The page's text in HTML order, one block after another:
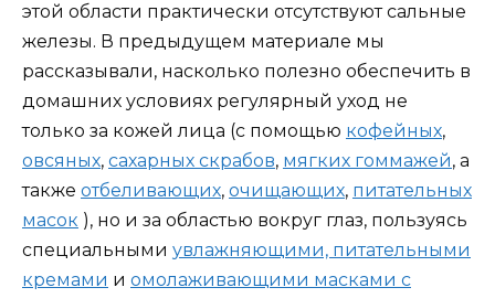
этой области практически отсутствуют сальные
железы. В предыдущем материале мы
рассказывали, насколько полезно обеспечить в
домашних условиях регулярный уход не
только за кожей лица (с помощью кофейных,
овсяных, сахарных скрабов, мягких гоммажей, а
также отбеливающих, очищающих, питательных
масок ), но и за областью вокруг глаз, пользуясь
специальными увлажняющими, питательными
кремами и омолаживающими масками с